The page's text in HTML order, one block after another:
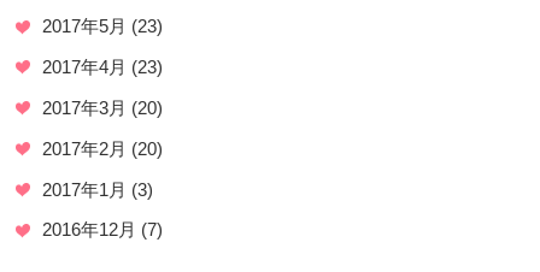
2017年5月 (23)
2017年4月 (23)
2017年3月 (20)
2017年2月 (20)
2017年1月 (3)
2016年12月 (7)